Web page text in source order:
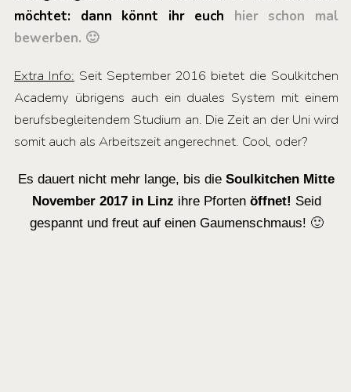
möchtet: dann könnt ihr euch hier schon mal
bewerben. 🙂
Extra Info: Seit September 2016 bietet die Soulkitchen
Academy übrigens auch ein duales System mit einem
berufsbegleitendem Studium an. Die Zeit an der Uni wird
somit auch als Arbeitszeit angerechnet. Cool, oder?
Es dauert nicht mehr lange, bis die Soulkitchen Mitte
November 2017 in Linz ihre Pforten öffnet! Seid
gespannt und freut auf einen Gaumenschmaus! 🙂